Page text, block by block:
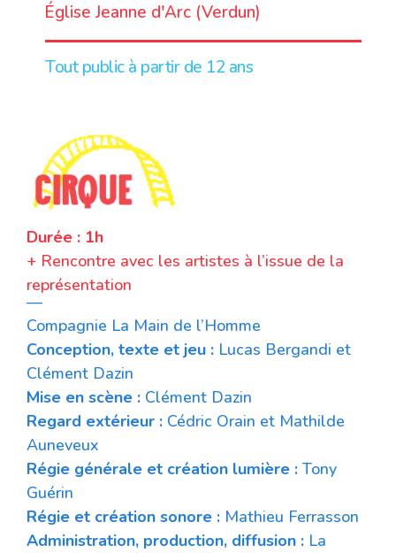
Église Jeanne d'Arc (Verdun)
Tout public à partir de 12 ans
Durée : 1h
+ Rencontre avec les artistes à l’issue de la
représentation
—
Compagnie La Main de l’Homme
Conception, texte et jeu : Lucas Bergandi et
Clément Dazin
Mise en scène : Clément Dazin
Regard extérieur : Cédric Orain et Mathilde
Auneveux
Régie générale et création lumière : Tony
Guérin
Régie et création sonore : Mathieu Ferrasson
Administration, production, diffusion : La